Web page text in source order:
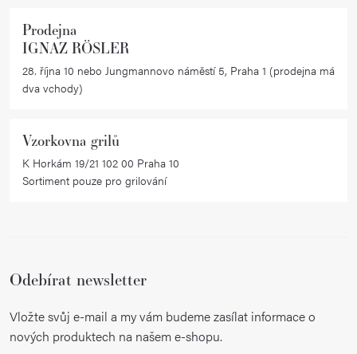
Prodejna
IGNAZ RÖSLER
28. října 10 nebo Jungmannovo náměstí 5, Praha 1 (prodejna má
dva vchody)
Vzorkovna grilů
K Horkám 19/21 102 00 Praha 10
Sortiment pouze pro grilování
Odebírat newsletter
Vložte svůj e-mail a my vám budeme zasílat informace o
nových produktech na našem e-shopu.